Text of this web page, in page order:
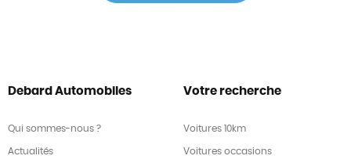
Debard Automobiles
Qui sommes-nous ?
Actualités
Votre recherche
Voitures 10km
Voitures occasions